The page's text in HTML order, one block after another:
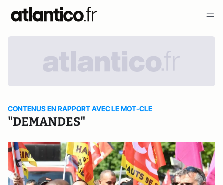
CONTENUS EN RAPPORT AVEC LE MOT-CLE
"DEMANDES"